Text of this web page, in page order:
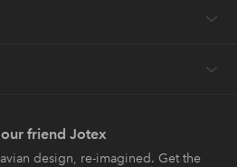
friend Jotex
design, re-imagined. Get the